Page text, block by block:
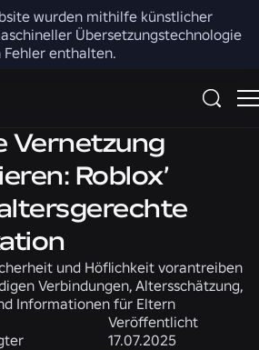
wurden mithilfe künstlicher
Übersetzungstechnologie
enthalten.
Vernetzung
Roblox’
und Höflichkeit vorantreiben
Verbindungen, Altersschätzung,
Informationen für Eltern
Veröffentlicht
17.07.2025